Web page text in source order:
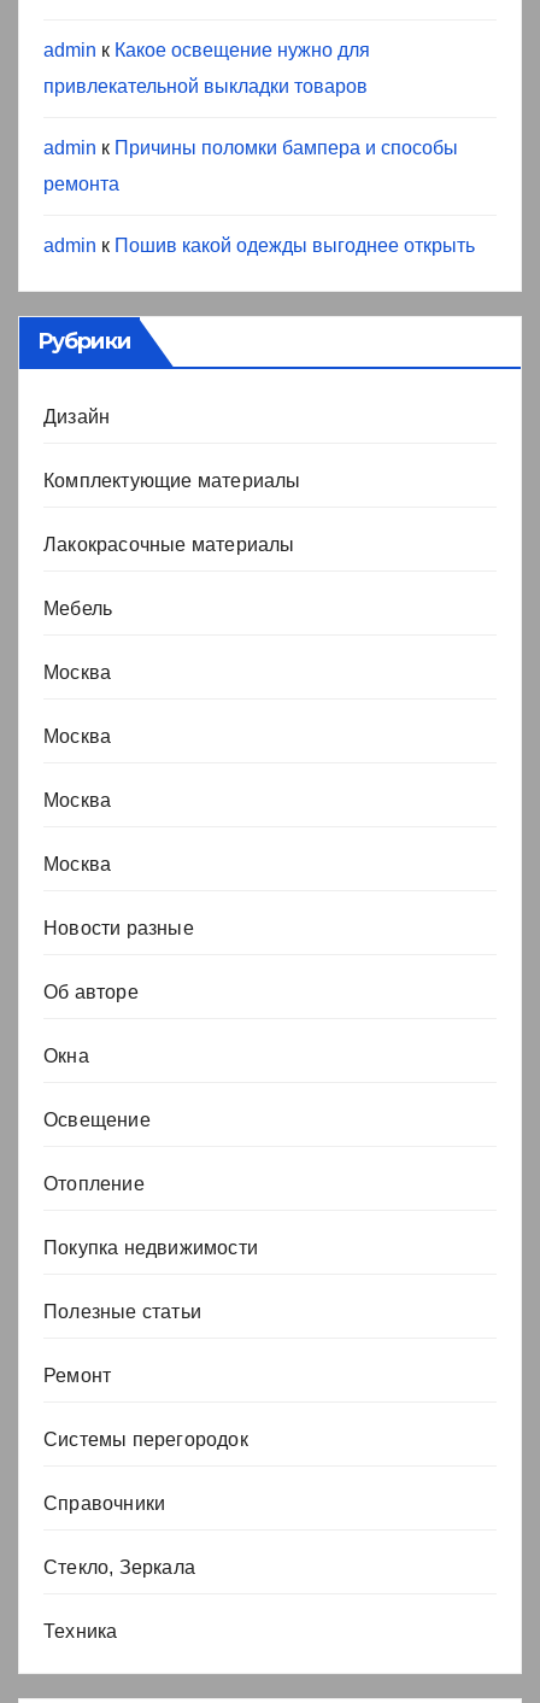
admin к Какое освещение нужно для
привлекательной выкладки товаров
admin к Причины поломки бампера и способы
ремонта
admin к Пошив какой одежды выгоднее открыть
Рубрики
Дизайн
Комплектующие материалы
Лакокрасочные материалы
Мебель
Москва
Москва
Москва
Москва
Новости разные
Об авторе
Окна
Освещение
Отопление
Покупка недвижимости
Полезные статьи
Ремонт
Системы перегородок
Справочники
Стекло, Зеркала
Техника